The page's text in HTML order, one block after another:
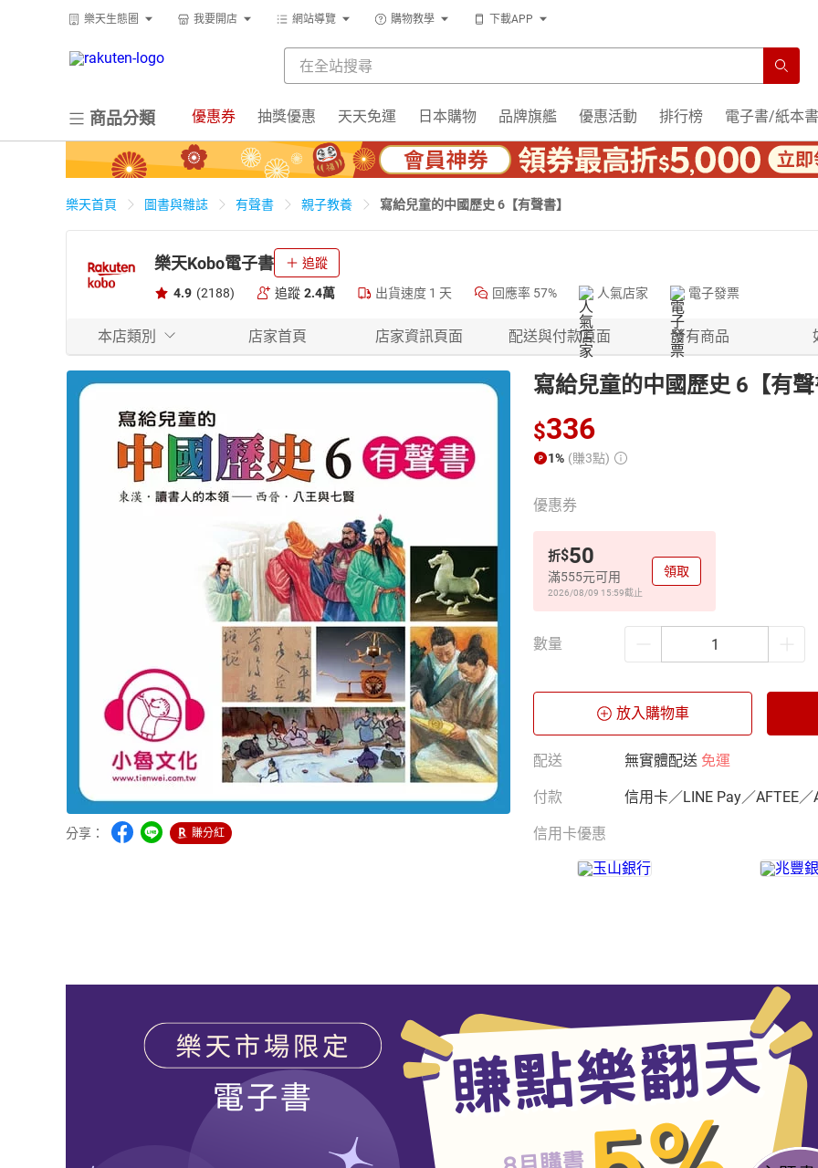
樂天生態圈 我要開店 網站導覽 購物教學 下載APP
商品分類 優惠券 抽獎優惠 天天免運 日本購物 品牌旗艦 優惠活動 排行榜 電子書/紙本書
樂天首頁 圖書與雜誌 有聲書 親子教養 寫給兒童的中國歷史 6【有聲書】
樂天Kobo電子書 追蹤
4.9 (2188) 追蹤 2.4萬 出貨速度 1 天 回應率 57% 人氣店家 電子發票
本店類別 店家首頁 店家資訊頁面 配送與付款頁面 所有商品
分享： 賺分紅
寫給兒童的中國歷史 6【有
$336
1% (賺3點)
優惠券
折$50
滿555元可用
2026/08/09 15:59截止
領取
數量
放入購物車
配送 無實體配送 免運
付款 信用卡／LINE Pay／AFTEE／
信用卡優惠